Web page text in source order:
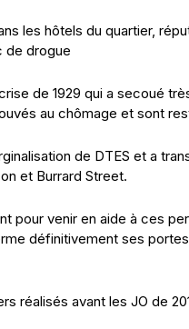
les hôtels du quartier,
de drogue
de 1929 qui a secoué
au chômage et sont
de DTES et a
et Burrard Street.
pour venir en aide à ces
définitivement ses
réalisés avant les JO de